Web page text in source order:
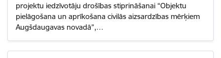
projektu iedzīvotāju drošības stiprināšanai “Objektu
pielāgošana un aprīkošana civilās aizsardzības mērķiem
Augšdaugavas novadā”,…